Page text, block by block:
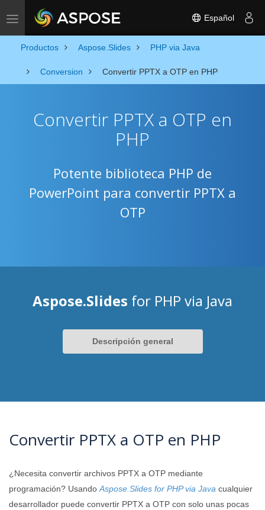
Toggle navigation Español
Productos Aspose.Slides PHP via Java
Conversion Convertir PPTX a OTP en PHP
Convertir PPTX a OTP en
PHP
Potente biblioteca PHP de
PowerPoint para convertir PPTX a
OTP
Aspose.Slides for PHP via Java
Descripción general
Convertir PPTX a OTP en PHP
¿Necesita convertir archivos PPTX a OTP mediante
programación? Usando Aspose.Slides for PHP via Java cualquier
desarrollador puede convertir PPTX a OTP con solo unas pocas